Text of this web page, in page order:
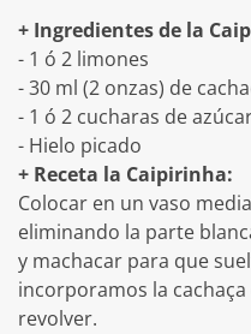
+ Ingredientes de la
- 1 ó 2 limones
- 30 ml (2 onzas) de
- 1 ó 2 cucharas de
- Hielo picado
+ Receta la Caipirinha:
Colocar en un vaso
eliminando la parte
y machacar para que
incorporamos la
revolver.